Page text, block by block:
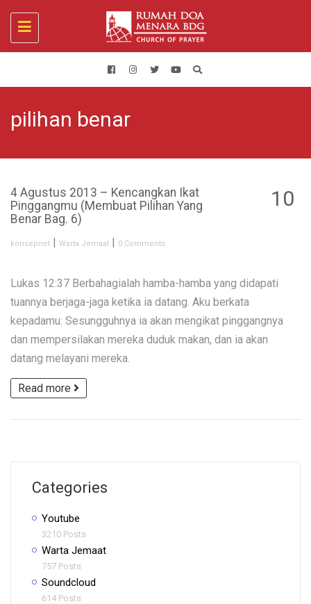
Toggle
navigation
pilihan benar
4 Agustus 2013 – Kencangkan Ikat
Pinggangmu (Membuat Pilihan Yang
Benar Bag. 6)
konsepnet | Warta Jemaat | 0 Comments
10
Lukas 12:37 Berbahagialah hamba-hamba yang didapati
tuannya berjaga-jaga ketika ia datang. Aku berkata
kepadamu: Sesungguhnya ia akan mengikat pinggangnya
dan mempersilakan mereka duduk makan, dan ia akan
datang melayani mereka.
Read more
Categories
Youtube
3210 Posts
Warta Jemaat
757 Posts
Soundcloud
614 Posts